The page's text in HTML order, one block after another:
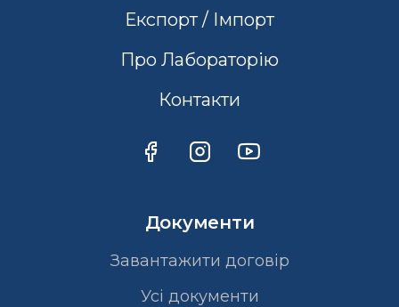
Експорт / Імпорт
Про Лабораторію
Контакти
Документи
Завантажити договір
Усі документи